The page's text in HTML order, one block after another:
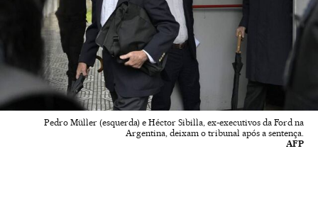
Pedro Müller (esquerda) e Héctor Sibilla, ex-executivos da Ford na
Argentina, deixam o tribunal após a sentença.
AFP